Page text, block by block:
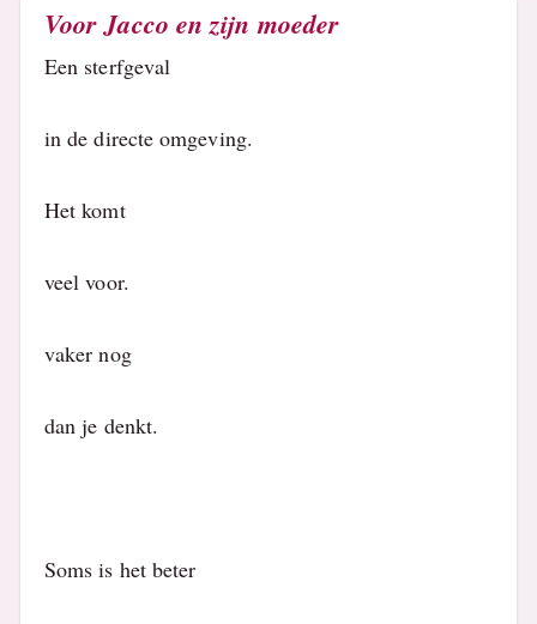
Voor Jacco en zijn moeder
Een sterfgeval
in de directe omgeving.
Het komt
veel voor.
vaker nog
dan je denkt.
Soms is het beter